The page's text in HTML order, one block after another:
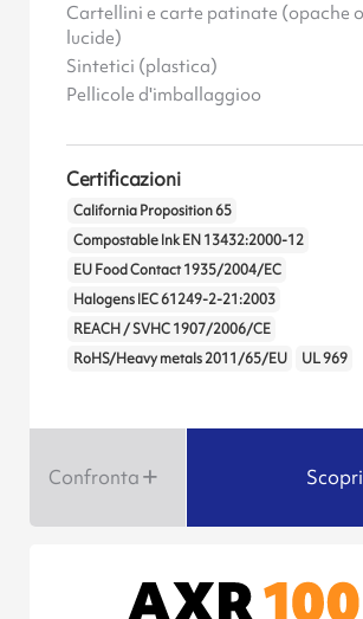
Cartellini e carte patinate (opache o
lucide)
Sintetici (plastica)
Pellicole d'imballaggioo
Certificazioni
California Proposition 65
Compostable Ink EN 13432:2000-12
EU Food Contact 1935/2004/EC
Halogens IEC 61249-2-21:2003
REACH / SVHC 1907/2006/CE
RoHS/Heavy metals 2011/65/EU
UL 969
Confronta Scopri